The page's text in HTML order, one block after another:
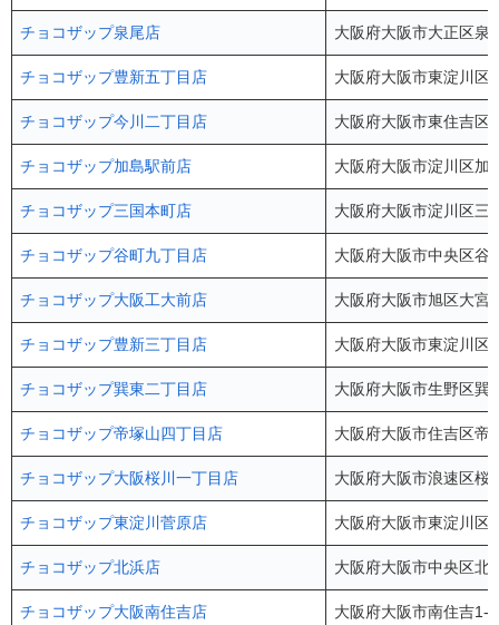
チョコザップ泉尾店 大阪府大阪市大正区
チョコザップ豊新五丁目店 大阪府大阪市東淀川
チョコザップ今川二丁目店 大阪府大阪市東住吉
チョコザップ加島駅前店 大阪府大阪市淀川区
チョコザップ三国本町店 大阪府大阪市淀川区
チョコザップ谷町九丁目店 大阪府大阪市中央区
チョコザップ大阪工大前店 大阪府大阪市旭区大
チョコザップ豊新三丁目店 大阪府大阪市東淀川
チョコザップ巽東二丁目店 大阪府大阪市生野区
チョコザップ帝塚山四丁目店 大阪府大阪市住吉区
チョコザップ大阪桜川一丁目店 大阪府大阪市浪速区
チョコザップ東淀川菅原店 大阪府大阪市東淀川
チョコザップ北浜店 大阪府大阪市中央区
チョコザップ大阪南住吉店 大阪府大阪市南住吉